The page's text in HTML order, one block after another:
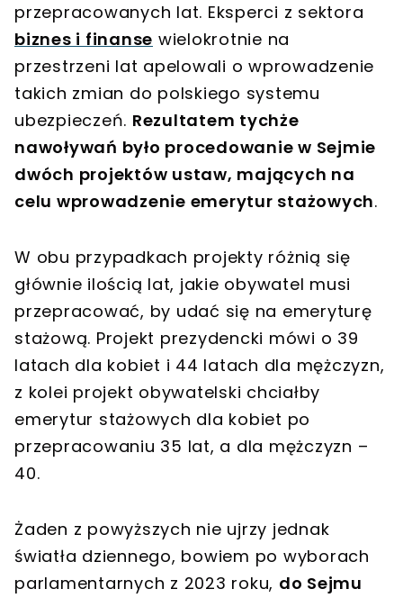
przepracowanych lat. Eksperci z sektora
biznes i finanse wielokrotnie na
przestrzeni lat apelowali o wprowadzenie
takich zmian do polskiego systemu
ubezpieczeń. Rezultatem tychże
nawoływań było procedowanie w Sejmie
dwóch projektów ustaw, mających na
celu wprowadzenie emerytur stażowych.
W obu przypadkach projekty różnią się
głównie ilością lat, jakie obywatel musi
przepracować, by udać się na emeryturę
stażową. Projekt prezydencki mówi o 39
latach dla kobiet i 44 latach dla mężczyzn,
z kolei projekt obywatelski chciałby
emerytur stażowych dla kobiet po
przepracowaniu 35 lat, a dla mężczyzn –
40.
Żaden z powyższych nie ujrzy jednak
światła dziennego, bowiem po wyborach
parlamentarnych z 2023 roku, do Sejmu